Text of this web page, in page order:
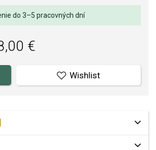
balení.
do 3–5 pracovných dní
€
Wishlist